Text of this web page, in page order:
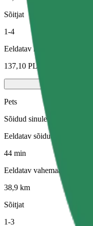
Sõitjat
1-4
Eeldatav hind
137,10 PLN
Pets
Sõidud sinule ja sinu
Eeldatav sõiduaeg
44 min
Eeldatav vahemaa
38,9 km
Sõitjat
1-3